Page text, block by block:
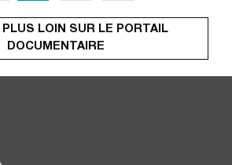
LOIN SUR LE PORTAIL
DOCUMENTAIRE